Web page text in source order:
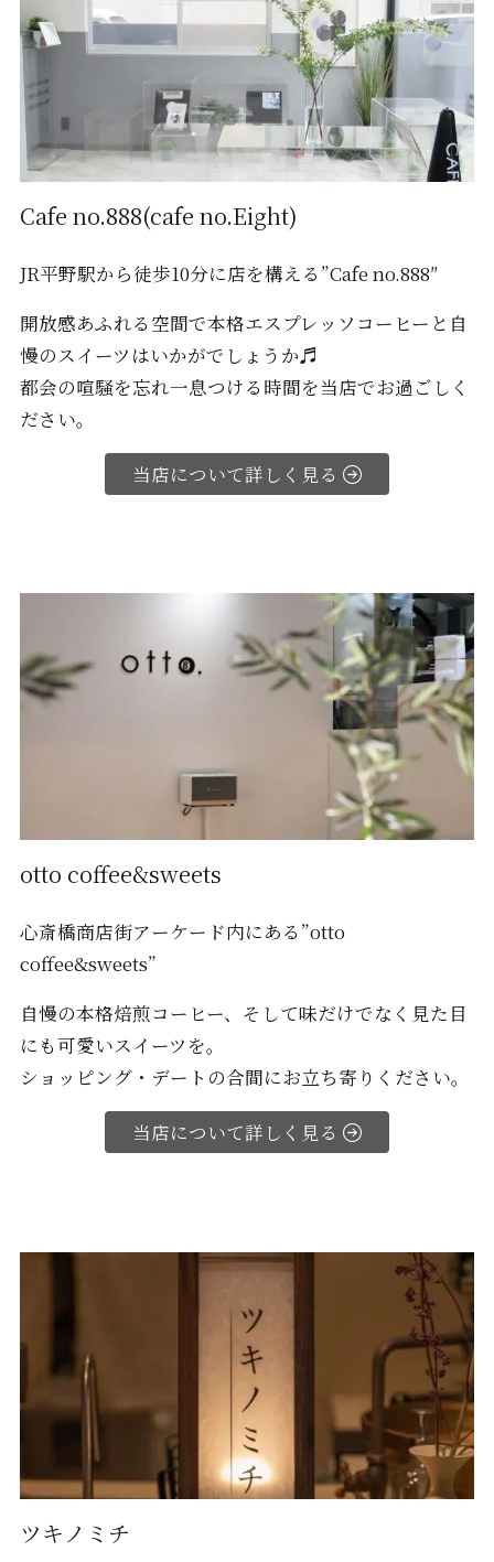
Cafe no.888(cafe no.Eight)
JR平野駅から徒歩10分に店を構える”Cafe no.888″
開放感あふれる空間で本格エスプレッソコーヒーと自
慢のスイーツはいかがでしょうか♬
都会の喧騒を忘れ一息つける時間を当店でお過ごしく
ださい。
当店について詳しく見る
otto coffee&sweets
心斎橋商店街アーケード内にある”otto
coffee&sweets”
自慢の本格焙煎コーヒー、そして味だけでなく見た目
にも可愛いスイーツを。
ショッピング・デートの合間にお立ち寄りください。
当店について詳しく見る
ツキノミチ